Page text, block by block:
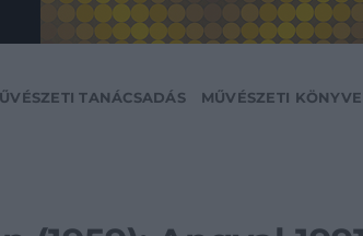
TANÁCSADÁS MŰVÉSZETI